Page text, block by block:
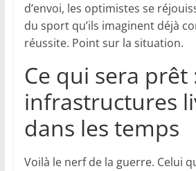
d’envoi, les optimistes se
du sport qu’ils imaginent déjà
réussite. Point sur la situation.
Ce qui sera prêt
infrastructures
dans les temps
Voilà le nerf de la guerre. Celui